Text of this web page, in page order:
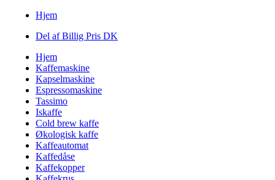
Hjem
Del af Billig Pris DK
Hjem
Kaffemaskine
Kapselmaskine
Espressomaskine
Tassimo
Iskaffe
Cold brew kaffe
Økologisk kaffe
Kaffeautomat
Kaffedåse
Kaffekopper